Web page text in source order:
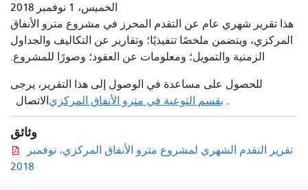
الخميس، 1 نوفمبر 2018
هذا تقرير شهري عام عن التقدم المحرز في مشروع مترو الأنفاق
المركزي، ويتضمن ملخصًا تنفيذيًا؛ وتقارير عن التكاليف والجداول
الزمنية والتمويل؛ ومعلومات عن العقود؛ وصورًا للمشروع.
للحصول على مساعدة في الوصول إلى هذا التقرير، يرجى
الاتصال بقسم التوعية في مترو الأنفاق المركزي .
وثائق
تقرير التقدم الشهري لمشروع مترو الأنفاق المركزي، نوفمبر
2018